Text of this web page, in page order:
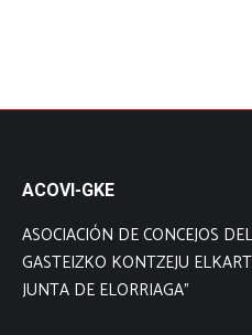
ACOVI-GKE
ASOCIACIÓN DE CONCEJOS
GASTEIZKO KONTZEJU
JUNTA DE ELORRIAGA”